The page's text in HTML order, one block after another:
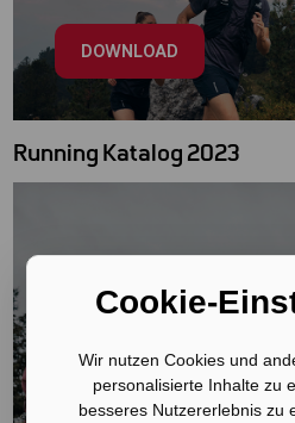
Cookie-
Wir nutzen Cookies und
personalisierte Inhalte zu
besseres Nutzererlebnis zu
DOWNLOAD
Running Katalog 2023